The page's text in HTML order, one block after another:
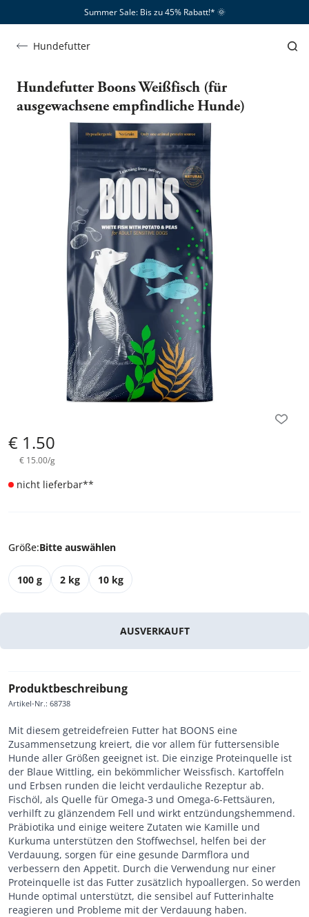
Summer Sale: Bis zu 45% Rabatt!*​ 🌞
Hundefutter
Hundefutter Boons Weißfisch (für
ausgewachsene empfindliche Hunde)
€ 1.50
€ 15.00/g
nicht lieferbar**
Größe:Bitte auswählen
100 g 2 kg 10 kg
AUSVERKAUFT
Produktbeschreibung
Artikel-Nr.: 68738
Mit diesem getreidefreien Futter hat BOONS eine
Zusammensetzung kreiert, die vor allem für futtersensible
Hunde aller Größen geeignet ist. Die einzige Proteinquelle ist
der Blaue Wittling, ein bekömmlicher Weissfisch. Kartoffeln
und Erbsen runden die leicht verdauliche Rezeptur ab.
Fischöl, als Quelle für Omega-3 und Omega-6-Fettsäuren,
verhilft zu glänzendem Fell und wirkt entzündungshemmend.
Präbiotika und einige weitere Zutaten wie Kamille und
Kurkuma unterstützen den Stoffwechsel, helfen bei der
Verdauung, sorgen für eine gesunde Darmflora und
verbessern den Appetit. Durch die Verwendung nur einer
Proteinquelle ist das Futter zusätzlich hypoallergen. So werden
Hunde optimal unterstützt, die sensibel auf Futterinhalte
reagieren und Probleme mit der Verdauung haben.